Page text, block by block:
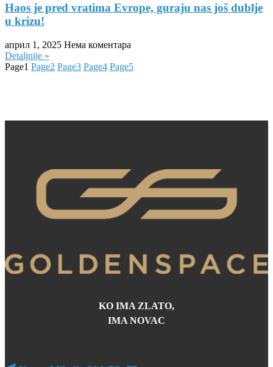
Haos je pred vratima Evrope, guraju nas još dublje
u krizu!
април 1, 2025 Нема коментара
Detaljnije »
Page1 Page2 Page3 Page4 Page5
KO IMA ZLATO,
IMA NOVAC